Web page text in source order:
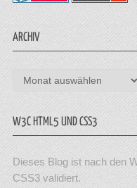
ARCHIV
Archiv
W3C HTML5 UND CSS3
Dieses Blog ist nach den
CSS3 validiert.